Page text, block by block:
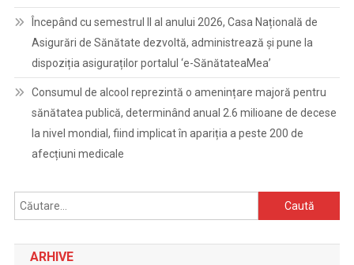
Începând cu semestrul II al anului 2026, Casa Națională de
Asigurări de Sănătate dezvoltă, administrează și pune la
dispoziția asiguraților portalul ‘e-SănătateaMea’
Consumul de alcool reprezintă o amenințare majoră pentru
sănătatea publică, determinând anual 2.6 milioane de decese
la nivel mondial, fiind implicat în apariția a peste 200 de
afecțiuni medicale
Caută
după:
ARHIVE